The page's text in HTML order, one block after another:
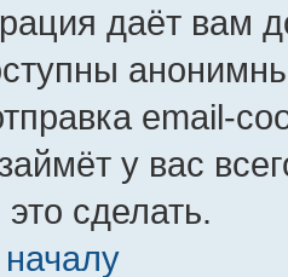
даёт вам
email-
у вас
сделать.